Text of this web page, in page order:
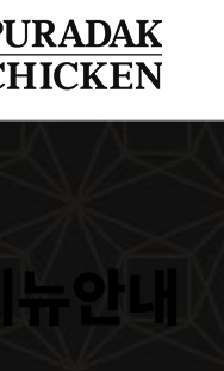
안내